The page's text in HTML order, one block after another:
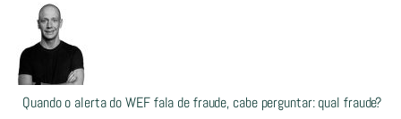
Quando o alerta do WEF fala de fraude, cabe perguntar: qual fraude?